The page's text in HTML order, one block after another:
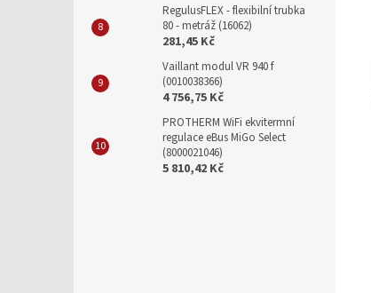
RegulusFLEX - flexibilní trubka
80 - metráž (16062)
281,45 Kč
Vaillant modul VR 940 f
(0010038366)
4 756,75 Kč
PROTHERM WiFi ekvitermní
regulace eBus MiGo Select
(8000021046)
5 810,42 Kč